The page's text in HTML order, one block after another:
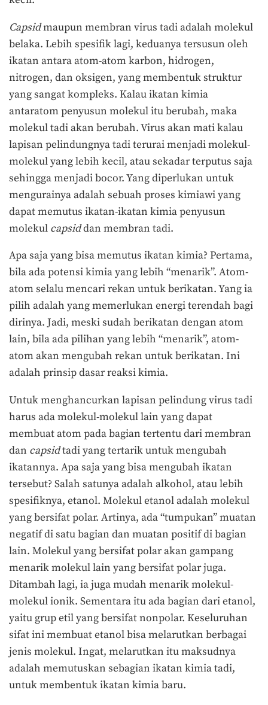
Capsidmaupun membran virus tadi adalah molekul
belaka. Lebih spesifik lagi, keduanya tersusun oleh
ikatan antara atom-atom karbon, hidrogen,
nitrogen, dan oksigen, yang membentuk struktur
yang sangat kompleks. Kalau ikatan kimia
antaratom penyusun molekul itu berubah, maka
molekul tadi akan berubah. Virus akan mati kalau
lapisan pelindungnya tadi terurai menjadi molekul-
molekul yang lebih kecil, atau sekadar terputus saja
sehingga menjadi bocor. Yang diperlukan untuk
mengurainya adalah sebuah proses kimiawi yang
dapat memutus ikatan-ikatan kimia penyusun
molekul capsiddan membran tadi.
Apa saja yang bisa memutus ikatan kimia? Pertama,
bila ada potensi kimia yang lebih “menarik”. Atom-
atom selalu mencari rekan untuk berikatan. Yang ia
pilih adalah yang memerlukan energi terendah bagi
dirinya. Jadi, meski sudah berikatan dengan atom
lain, bila ada pilihan yang lebih “menarik”, atom-
atom akan mengubah rekan untuk berikatan. Ini
adalah prinsip dasar reaksi kimia.
Untuk menghancurkan lapisan pelindung virus tadi
harus ada molekul-molekul lain yang dapat
membuat atom pada bagian tertentu dari membran
dan capsidtadi yang tertarik untuk mengubah
ikatannya. Apa saja yang bisa mengubah ikatan
tersebut? Salah satunya adalah alkohol, atau lebih
spesifiknya, etanol. Molekul etanol adalah molekul
yang bersifat polar. Artinya, ada “tumpukan” muatan
negatif di satu bagian dan muatan positif di bagian
lain. Molekul yang bersifat polar akan gampang
menarik molekul lain yang bersifat polar juga.
Ditambah lagi, ia juga mudah menarik molekul-
molekul ionik. Sementara itu ada bagian dari etanol,
yaitu grup etil yang bersifat nonpolar. Keseluruhan
sifat ini membuat etanol bisa melarutkan berbagai
jenis molekul. Ingat, melarutkan itu maksudnya
adalah memutuskan sebagian ikatan kimia tadi,
untuk membentuk ikatan kimia baru.